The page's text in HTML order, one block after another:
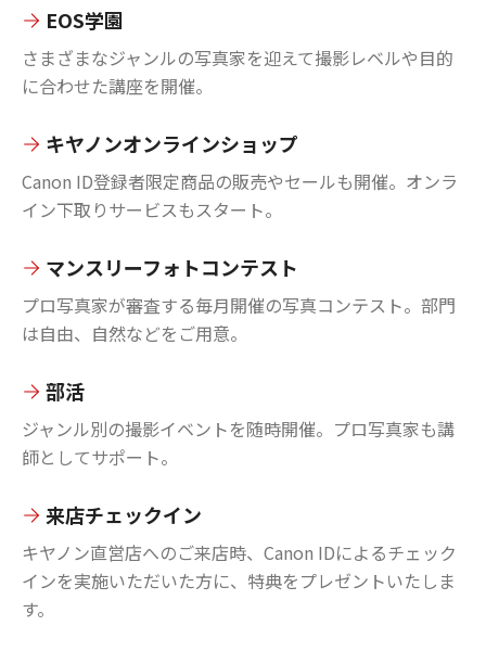
EOS学園
さまざまなジャンルの写真家を迎えて撮影レベルや目的
に合わせた講座を開催。
キヤノンオンラインショップ
Canon ID登録者限定商品の販売やセールも開催。オンラ
イン下取りサービスもスタート。
マンスリーフォトコンテスト
プロ写真家が審査する毎月開催の写真コンテスト。部門
は自由、自然などをご用意。
部活
ジャンル別の撮影イベントを随時開催。プロ写真家も講
師としてサポート。
来店チェックイン
キヤノン直営店へのご来店時、Canon IDによるチェック
インを実施いただいた方に、特典をプレゼントいたしま
す。